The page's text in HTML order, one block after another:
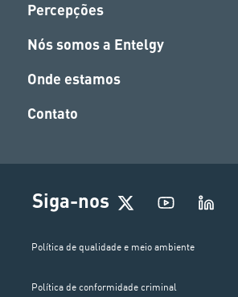
Percepções
Nós somos a Entelgy
Onde estamos
Contato
Siga-nos
Política de qualidade e meio ambiente
Política de conformidade criminal